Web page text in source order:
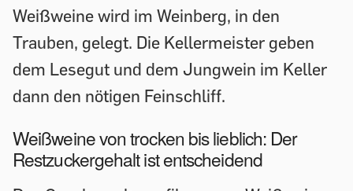
Weißweine wird im Weinberg, in den
Trauben, gelegt. Die Kellermeister geben
dem Lesegut und dem Jungwein im Keller
dann den nötigen Feinschliff.
Weißweine von trocken bis lieblich: Der
Restzuckergehalt ist entscheidend